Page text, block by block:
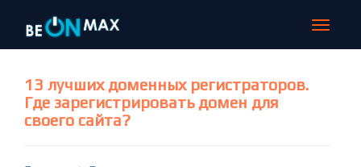
Toggle
13 лучших доменных регистраторов.
Где зарегистрировать домен для
своего сайта?